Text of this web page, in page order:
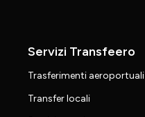
Servizi Transfeero
Trasferimenti aeroportuali
Transfer locali